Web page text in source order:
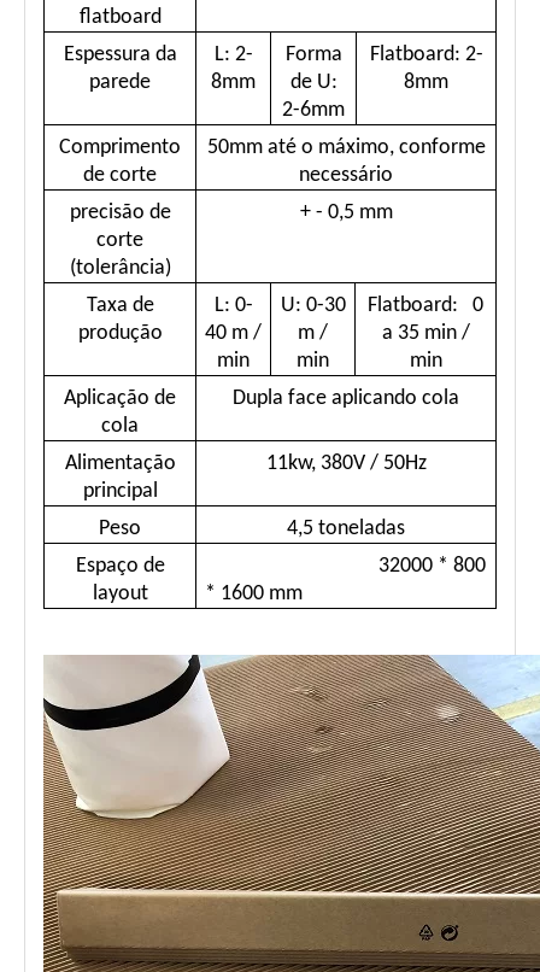
flatboard
Espessura da
parede
L: 2-
8mm
Forma
de U:
2-6mm
Flatboard: 2-
8mm
Comprimento
de corte
50mm até o máximo, conforme
necessário
precisão de
corte
(tolerância)
+ - 0,5 mm
Taxa de
produção
L: 0-
40 m /
min
U: 0-30
m /
min
Flatboard: 0
a 35 min /
min
Aplicação de
cola
Dupla face aplicando cola
Alimentação
principal
11kw, 380V / 50Hz
Peso
4,5 toneladas
Espaço de
layout
32000 * 800
* 1600 mm